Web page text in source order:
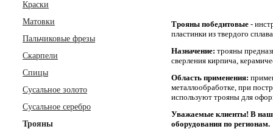
Трояны победитовые -
пластинки из твердого
Назначение: трояны
сверления кирпича,
Область применения:
металлообработке, при
используют трояны для
Уважаемые клиенты! В
оборудования по регионам.
Краски
Матовки
Пальчиковые фрезы
Скарпели
Спицы
Сусальное золото
Сусальное серебро
Трояны